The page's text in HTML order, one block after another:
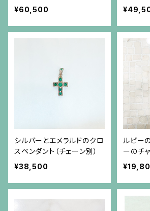
が揺れる、マベパールと小さ
なダイヤモンドとルビーのシ
ルバーペンダント
¥60,500
山羊の
ペンダン
シルバーとエメラルドのクロ
スペンダント（チェーン別）
¥38,500
ルビー
ーのチ